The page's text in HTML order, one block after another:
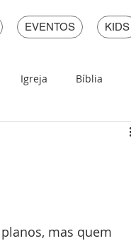
EVENTOS KIDS
Igreja Bíblia
mas quem